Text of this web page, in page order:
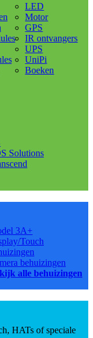
LED
Motor
GPS
IR ontvangers
UPS
UniPi
Boeken
Solutions
3A+
Touch
behuizingen
alle behuizingen
HATs of speciale